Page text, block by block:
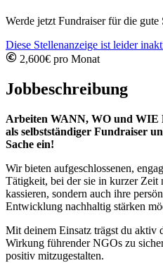
Werde jetzt Fundraiser für die gute
Diese Stellenanzeige ist leider
2,600€ pro Monat
Jobbeschreibung
Arbeiten WANN, WO und
als selbstständiger Fundraiser
Sache ein!
Wir bieten aufgeschlossenen,
Tätigkeit, bei der sie in kurzer
kassieren, sondern auch ihre
Entwicklung nachhaltig stärken
Mit deinem Einsatz trägst du aktiv
Wirkung führender NGOs zu
positiv mitzugestalten.